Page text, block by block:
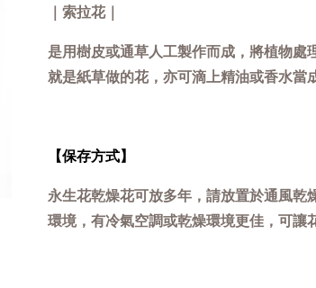
｜索拉花｜
是用樹皮或通草人工製作而成，將植物處
就是紙草做的花，亦可滴上精油或香水當
【保存方式】
永生花乾燥花可放多年，請放置於通風乾
環境，有冷氣空調或乾燥環境更佳，可讓